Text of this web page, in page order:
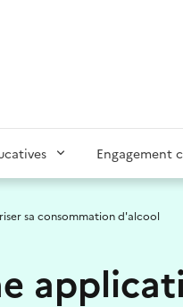
Engagement
sa consommation d'alcool